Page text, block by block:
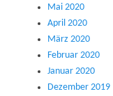
Mai 2020
April 2020
März 2020
Februar 2020
Januar 2020
Dezember 2019